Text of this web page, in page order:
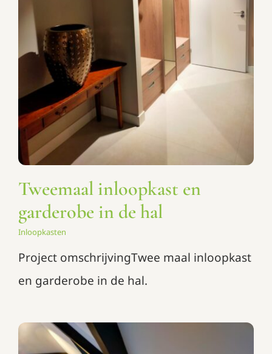
garderobe in de hal
Inloopkasten
Tweemaal inloopkast en
garderobe in de hal
Inloopkasten
Project omschrijvingTwee maal inloopkast
en garderobe in de hal.